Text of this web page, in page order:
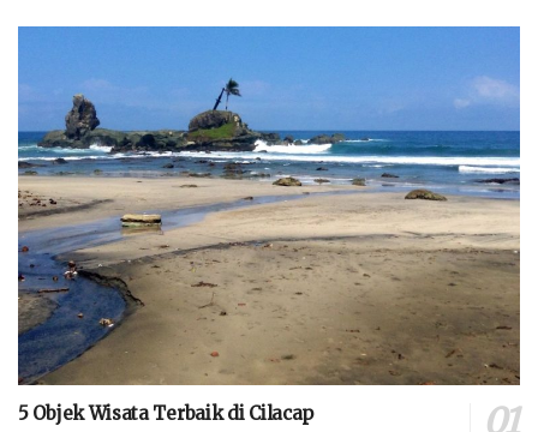
5 Objek Wisata Terbaik di Cilacap